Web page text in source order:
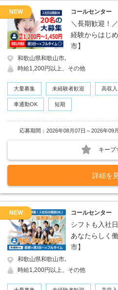
NEW コールセンター
＼長期歓迎！
経験からはじ
市】
和歌山県和歌山市､
時給1,200円以上、その他
大量募集 未経験者歓迎 高収入
車通勤OK 短期
応募期間：2026年08月07日～2026年09
キープ
詳細を
NEW コールセンター
シフトも入社
あなたらしく
市】
和歌山県和歌山市､
時給1,200円以上、その他